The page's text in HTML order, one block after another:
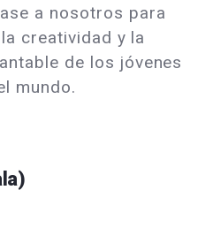
a nosotros para
creatividad y la
de los jóvenes
mundo.